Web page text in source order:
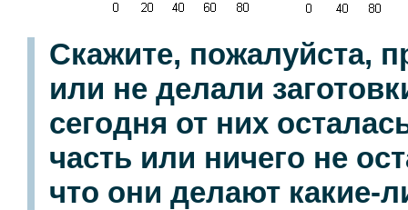
Скажите, пожалуйста,
или не делали
сегодня от них
часть или ничего не
что они делают какие-